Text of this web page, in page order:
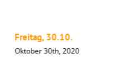
Freitag, 30.10.
Oktober 30th, 2020